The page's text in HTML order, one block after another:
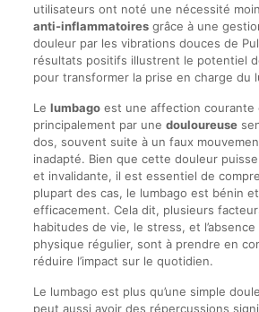
utilisateurs ont noté une nécessité
anti-inflammatoiresgrâce à une
douleur par les vibrations douces de
résultats positifs illustrent le potentiel
pour transformer la prise en charge du
Le lumbagoest une affection courante
principalement par une douloureuse
dos, souvent suite à un faux
inadapté. Bien que cette douleur
et invalidante, il est essentiel de
plupart des cas, le lumbago est bénin
efficacement. Cela dit, plusieurs
habitudes de vie, le stress, et l’absence
physique régulier, sont à prendre en
réduire l’impact sur le quotidien.
Le lumbago est plus qu’une simple
peut aussi avoir des répercussions